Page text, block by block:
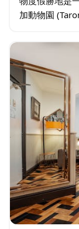
加動物園